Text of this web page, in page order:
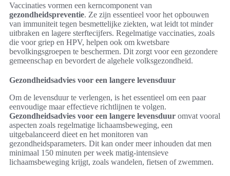
Vaccinaties vormen een kerncomponent van
gezondheidspreventie. Ze zijn essentieel voor het opbouwen
van immuniteit tegen besmettelijke ziekten, wat leidt tot minder
uitbraken en lagere sterftecijfers. Regelmatige vaccinaties, zoals
die voor griep en HPV, helpen ook om kwetsbare
bevolkingsgroepen te beschermen. Dit zorgt voor een gezondere
gemeenschap en bevordert de algehele volksgezondheid.
Gezondheidsadvies voor een langere levensduur
Om de levensduur te verlengen, is het essentieel om een paar
eenvoudige maar effectieve richtlijnen te volgen.
Gezondheidsadvies voor een langere levensduur omvat vooral
aspecten zoals regelmatige lichaamsbeweging, een
uitgebalanceerd dieet en het monitoren van
gezondheidsparameters. Dit kan onder meer inhouden dat men
minimaal 150 minuten per week matig-intensieve
lichaamsbeweging krijgt, zoals wandelen, fietsen of zwemmen.